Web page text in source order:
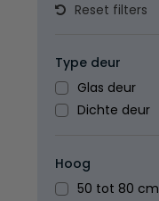
Reset filters
Type deur
Glas deur
Dichte deur
Hoog
50 tot 80 cm